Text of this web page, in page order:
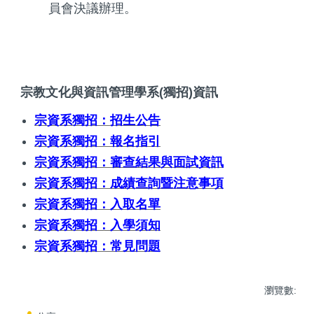
員會決議辦理。
宗教文化與資訊管理學系(獨招)資訊
宗資系獨招：招生公告
宗資系獨招：報名指引
宗資系獨招：審查結果與面試資訊
宗資系獨招：成績查詢暨注意事項
宗資系獨招：入取名單
宗資系獨招：入學須知
宗資系獨招：常見問題
瀏覽數: